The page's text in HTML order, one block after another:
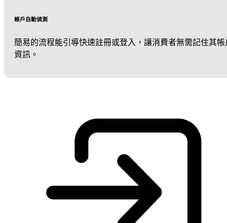
帳戶自動偵測
簡易的流程能引導快速註冊或登入，讓消費者無需記住其帳
資訊。